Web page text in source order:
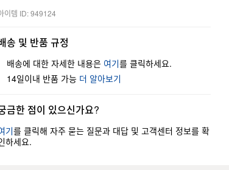
이템 ID: 949124
송 및 반품 규정
배송에 대한 자세한 내용은 여기를 클릭하세요.
14일이내 반품 가능 더 알아보기
금한 점이 있으신가요?
기를 클릭해 자주 묻는 질문과 대답 및 고객센터 정보를 확
하세요.